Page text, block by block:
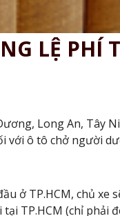
LỆ PHÍ
Long An, Tây
ô tô chở người
ở TP.HCM, chủ xe
TP.HCM (chỉ phải